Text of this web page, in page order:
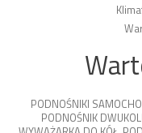
PODNOŚNIKI
PODNOŚNIK